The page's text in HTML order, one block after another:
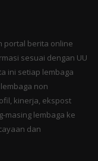
portal berita online
sesuai dengan UU
ini setiap lembaga
non
kinerja, ekspost
masing lembaga ke
dan